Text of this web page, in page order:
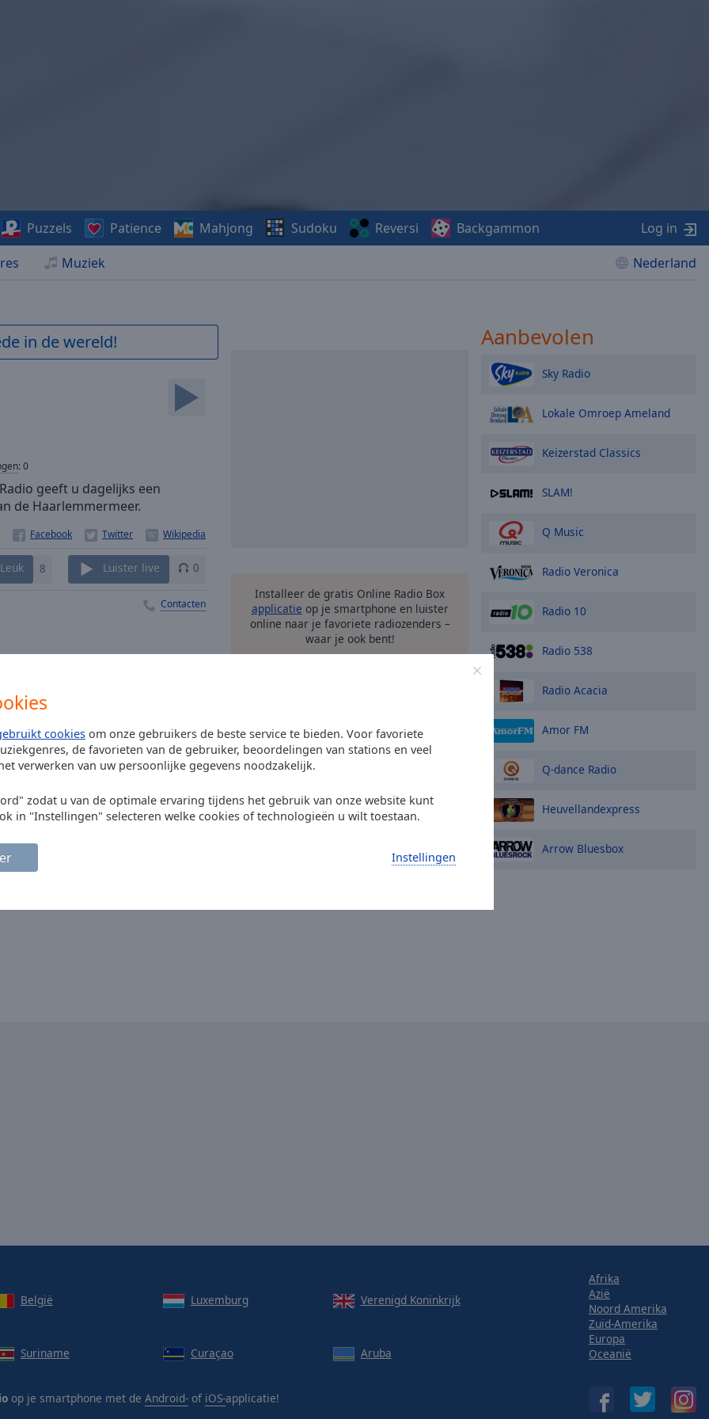
cookies om onze gebruikers de beste service te bieden. Voor favoriete
de favorieten van de gebruiker, beoordelingen van stations en veel
verwerken van uw persoonlijke gegevens noodzakelijk.
zodat u van de optimale ervaring tijdens het gebruik van onze website kunt
in "Instellingen" selecteren welke cookies of technologieën u wilt toestaan.
Instellingen
Muziek Nederland
Puzzels Patience Mahjong Sudoku Reversi Backgammon Log in
in de wereld!
:0
geeft u dagelijks een
de Haarlemmermeer.
Leuk 8 Luister live 0
Contacten
Installeer de gratis Online Radio Box
applicatie op je smartphone en luister
online naar je favoriete radiozenders –
waar je ook bent!
Aanbevolen
Sky Radio
Lokale Omroep Ameland
Keizerstad Classics
SLAM!
Q Music
Radio Veronica
Radio 10
Radio 538
Radio Acacia
Amor FM
Q-dance Radio
Heuvellandexpress
Arrow Bluesbox
België Luxemburg Verenigd Koninkrijk
Suriname Curaçao Aruba
op je smartphone met de Android- of iOS-applicatie!
Afrika
Azië
Noord Amerika
Zuid-Amerika
Europa
Oceanië